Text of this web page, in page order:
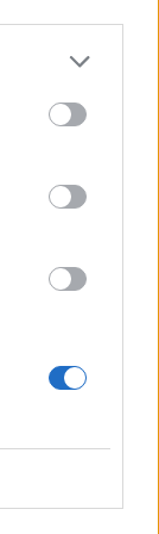
12 - 38